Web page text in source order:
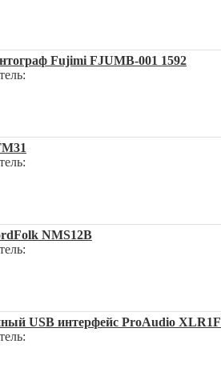
Fujimi FJUMB-001 1592
NMS12B
USB интерфейс ProAudio